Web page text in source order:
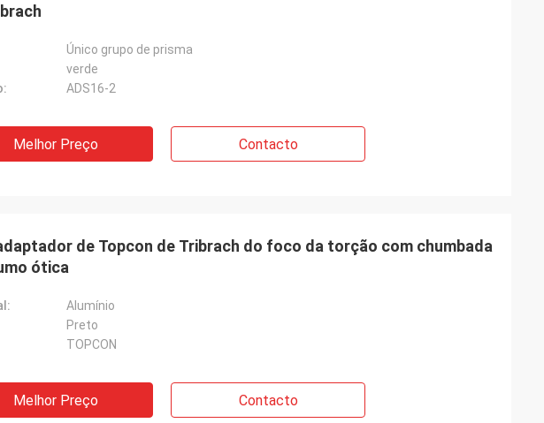
Único grupo de prisma
verde
ADS16-2
Melhor Preço Contacto
de Topcon de Tribrach do foco da torção com chumbada
ótica
Alumínio
Preto
TOPCON
Melhor Preço Contacto